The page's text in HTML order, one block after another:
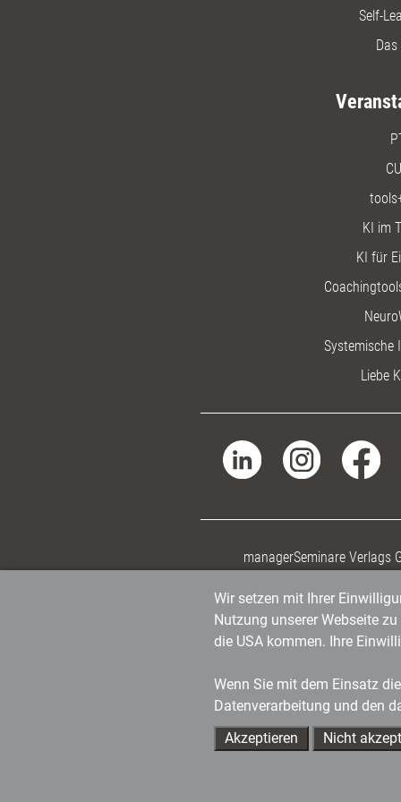
Self-
KI im
KI für
Systemische
Liebe
managerSeminare Verlags
Wir setzen mit Ihrer
Nutzung unserer Webseite
die USA kommen. Ihre
Wenn Sie mit dem Einsatz
Datenverarbeitung und den
Akzeptieren
Nicht